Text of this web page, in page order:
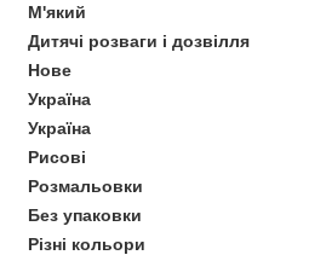
М'який
Дитячі розваги і дозвілля
Нове
Україна
Україна
Рисові
Розмальовки
Без упаковки
Різні кольори